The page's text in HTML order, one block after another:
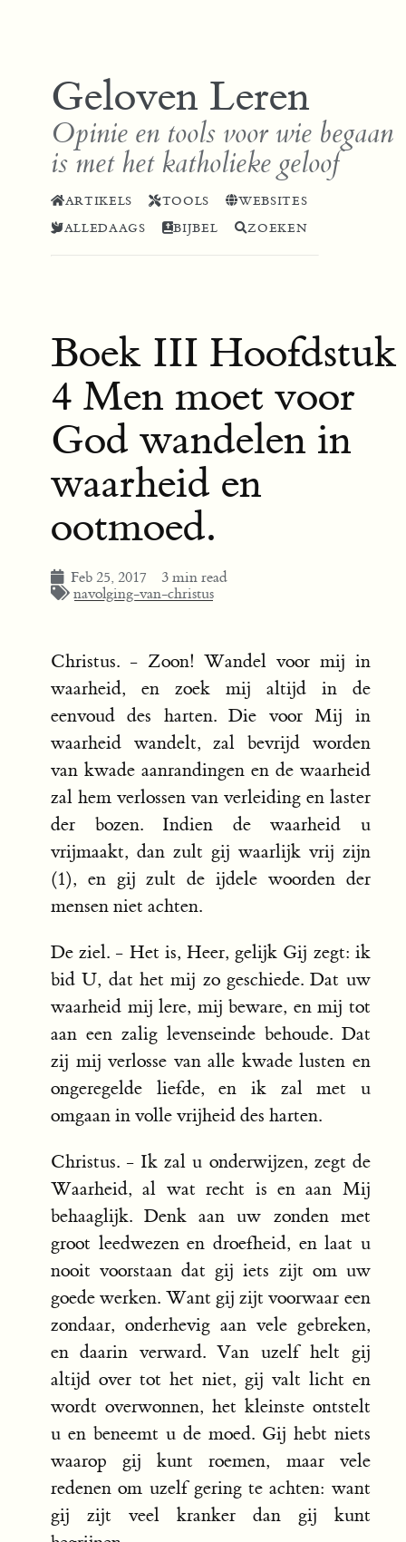
Geloven Leren
Opinie en tools voor wie begaan
is met het katholieke geloof
ARTIKELS TOOLS
WEBSITES
ALLEDAAGS
BIJBEL ZOEKEN
Boek III Hoofdstuk
4 Men moet voor
God wandelen in
waarheid en
ootmoed.
Feb 25, 2017
3 min read
navolging-van-christus
Christus. - Zoon! Wandel voor mij in
waarheid, en zoek mij altijd in de
eenvoud des harten. Die voor Mij in
waarheid wandelt, zal bevrijd worden
van kwade aanrandingen en de waarheid
zal hem verlossen van verleiding en laster
der bozen. Indien de waarheid u
vrijmaakt, dan zult gij waarlijk vrij zijn
(1), en gij zult de ijdele woorden der
mensen niet achten.
De ziel. - Het is, Heer, gelijk Gij zegt: ik
bid U, dat het mij zo geschiede. Dat uw
waarheid mij lere, mij beware, en mij tot
aan een zalig levenseinde behoude. Dat
zij mij verlosse van alle kwade lusten en
ongeregelde liefde, en ik zal met u
omgaan in volle vrijheid des harten.
Christus. - Ik zal u onderwijzen, zegt de
Waarheid, al wat recht is en aan Mij
behaaglijk. Denk aan uw zonden met
groot leedwezen en droefheid, en laat u
nooit voorstaan dat gij iets zijt om uw
goede werken. Want gij zijt voorwaar een
zondaar, onderhevig aan vele gebreken,
en daarin verward. Van uzelf helt gij
altijd over tot het niet, gij valt licht en
wordt overwonnen, het kleinste ontstelt
u en beneemt u de moed. Gij hebt niets
waarop gij kunt roemen, maar vele
redenen om uzelf gering te achten: want
gij zijt veel kranker dan gij kunt